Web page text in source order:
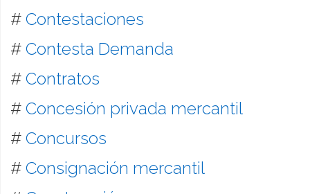
# Contestaciones
# Contesta Demanda
# Contratos
# Concesión privada mercantil
# Concursos
# Consignación mercantil